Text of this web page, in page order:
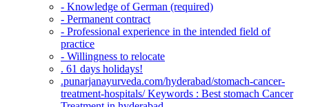
- Knowledge of German (required)
- Permanent contract
- Professional experience in the intended field of
practice
- Willingness to relocate
. 61 days holidays!
.punarjanayurveda.com/hyderabad/stomach-cancer-
treatment-hospitals/ Keywords : Best stomach Cancer